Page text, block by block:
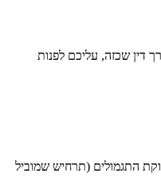
דין שכזה, עליכם לפנות
התגמולים (תרחיש שמוביל